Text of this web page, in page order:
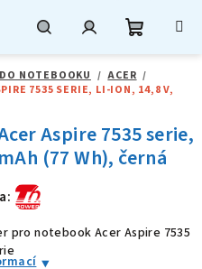
NOTEBOOKU / ACER /
7535 SERIE, LI-ION, 14,8 V,
Aspire 7535 serie,
(77 Wh), černá
pro notebook Acer Aspire 7535